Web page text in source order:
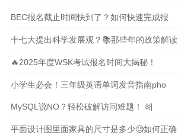
BEC报名截止时间快到了？如何快速完成报
十七大提出科学发展观？📚那些年的政策解读
🔥2025年度WSK考试报名时间大揭秘！
小学生必会！三年级英语单词发音指南pho
MySQL说NO？轻松破解访问难题！ 해
平面设计图里面家具的尺寸是多少🧐如何正确